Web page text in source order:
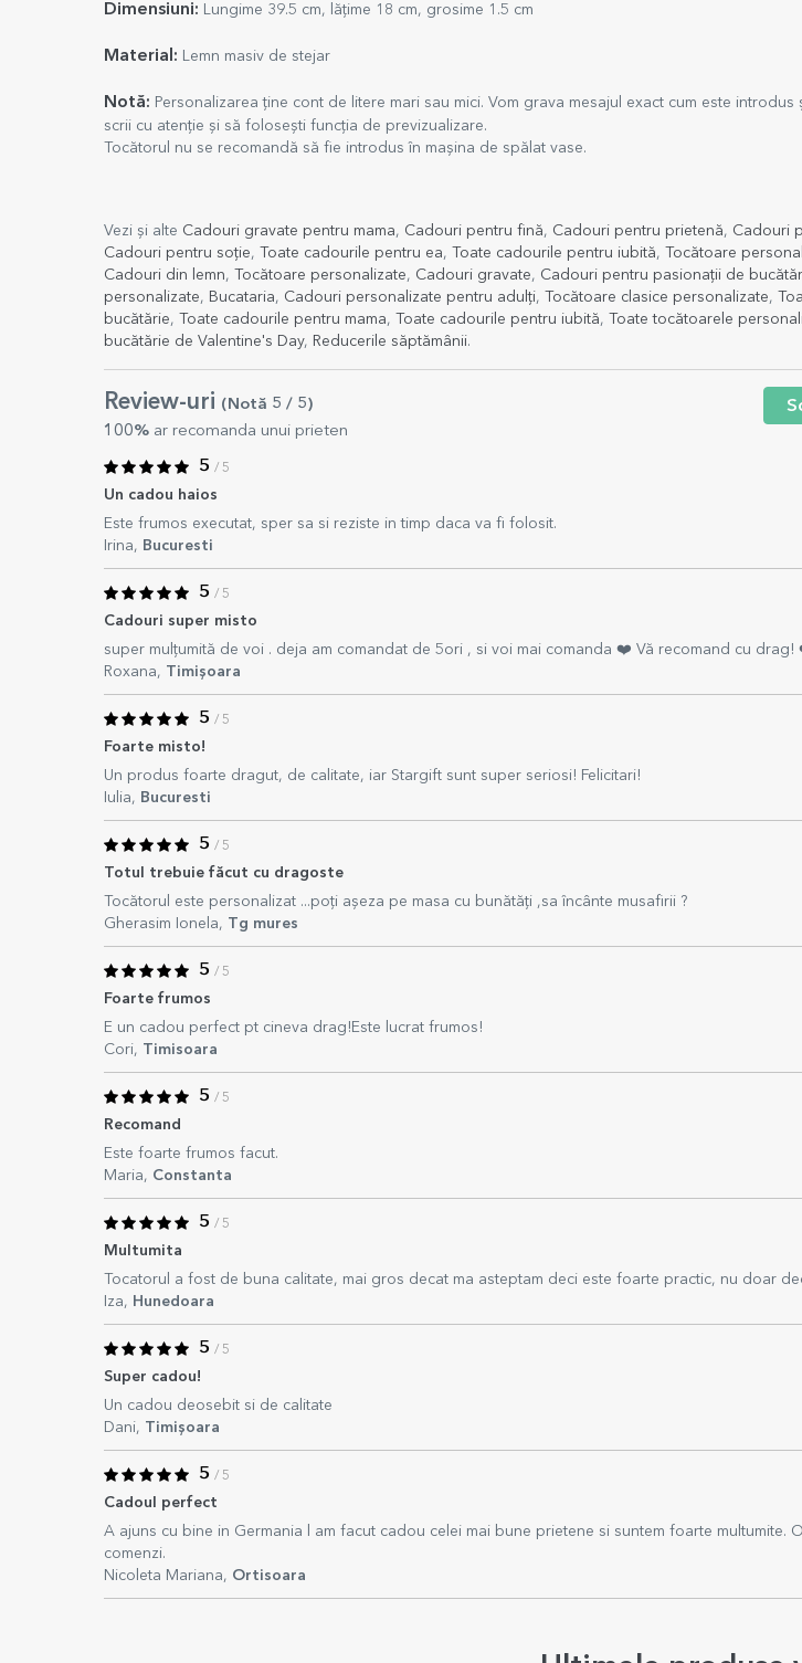
Dimensiuni: Lungime 39.5 cm, lățime 18 cm, grosime 1.5 cm
Material: Lemn masiv de stejar
Notă: Personalizarea ține cont de litere mari sau mici. Vom grava mesajul exact cum este introdus
scrii cu atenție și să folosești funcția de previzualizare.
Tocătorul nu se recomandă să fie introdus în mașina de spălat vase.
Vezi și alte Cadouri gravate pentru mama, Cadouri pentru fină, Cadouri pentru prietenă, Cadouri
Cadouri pentru soție, Toate cadourile pentru ea, Toate cadourile pentru iubită, Tocătoare
Cadouri din lemn, Tocătoare personalizate, Cadouri gravate, Cadouri pentru pasionații de
personalizate, Bucataria, Cadouri personalizate pentru adulți, Tocătoare clasice personalizate,
bucătărie, Toate cadourile pentru mama, Toate cadourile pentru iubită, Toate tocătoarele
bucătărie de Valentine's Day, Reducerile săptămânii.
Review-uri (Notă 5 / 5)
100% ar recomanda unui prieten
5 / 5
Un cadou haios
Este frumos executat, sper sa si reziste in timp daca va fi folosit.
Irina, Bucuresti
5 / 5
Cadouri super misto
super mulțumită de voi . deja am comandat de 5ori , si voi mai comanda ❤️ Vă recomand cu drag!
Roxana, Timișoara
5 / 5
Foarte misto!
Un produs foarte dragut, de calitate, iar Stargift sunt super seriosi! Felicitari!
Iulia, Bucuresti
5 / 5
Totul trebuie făcut cu dragoste
Tocătorul este personalizat ...poți așeza pe masa cu bunătăți ,sa încânte musafirii ?
Gherasim Ionela, Tg mures
5 / 5
Foarte frumos
E un cadou perfect pt cineva drag!Este lucrat frumos!
Cori, Timisoara
5 / 5
Recomand
Este foarte frumos facut.
Maria, Constanta
5 / 5
Multumita
Tocatorul a fost de buna calitate, mai gros decat ma asteptam deci este foarte practic, nu doar
Iza, Hunedoara
5 / 5
Super cadou!
Un cadou deosebit si de calitate
Dani, Timișoara
5 / 5
Cadoul perfect
A ajuns cu bine in Germania l am facut cadou celei mai bune prietene si suntem foarte multumite.
comenzi.
Nicoleta Mariana, Ortisoara